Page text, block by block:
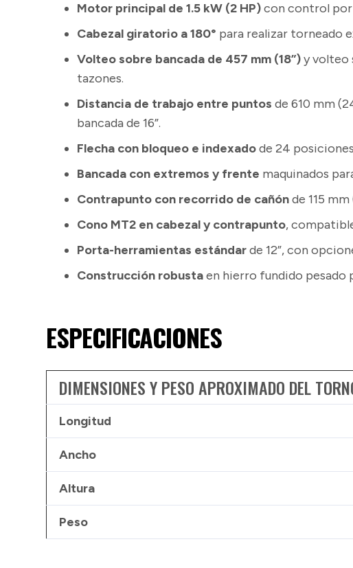
Motor principal de 1.5 kW (2 HP)con control por
Cabezal giratorio a 180° para realizar torneado
Volteo sobre bancada de 457 mm (18”)y volteo
tazones.
Distancia de trabajo entre puntos de 610 mm
bancada de 16”.
Flecha con bloqueo e indexadode 24
Bancada con extremos y frente maquinados
Contrapunto con recorrido de cañónde 115
Cono MT2 en cabezal y contrapunto,
Porta-herramientas estándarde 12”, con
Construcción robustaen hierro fundido pesado
ESPECIFICACIONES
DIMENSIONES Y PESO APROXIMADO DEL
Longitud
Ancho
Altura
Peso